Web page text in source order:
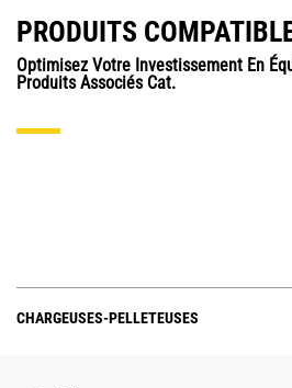
PRODUITS
Optimisez Votre Investissement En
Produits Associés Cat.
CHARGEUSES-PELLETEUSES